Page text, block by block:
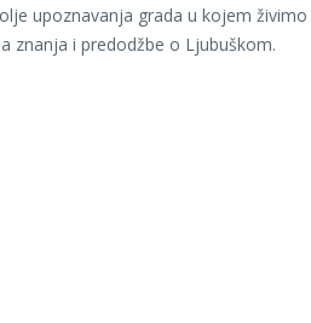
upoznavanja grada u kojem živimo
znanja i predodžbe o Ljubuškom.